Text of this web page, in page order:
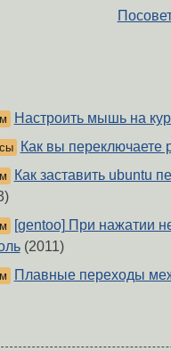
Настроить мышь на
Как вы переключаете
Как заставить ubuntu
[gentoo] При нажатии
(2011)
Плавные переходы